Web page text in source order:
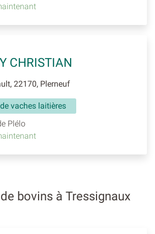
CHRISTIAN
22170, Plerneuf
vaches laitières
Plélo
bovins à Tressignaux